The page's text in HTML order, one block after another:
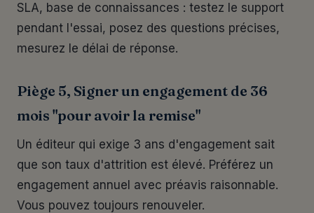
SLA, base de connaissances : testez le support
pendant l'essai, posez des questions précises,
mesurez le délai de réponse.
Piège 5, Signer un engagement de 36
mois "pour avoir la remise"
Un éditeur qui exige 3 ans d'engagement sait
que son taux d'attrition est élevé. Préférez un
engagement annuel avec préavis raisonnable.
Vous pouvez toujours renouveler.